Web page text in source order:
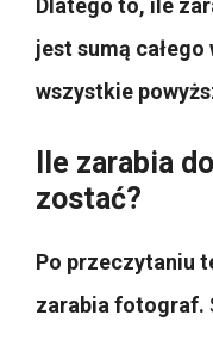
Dlatego to, ile
jest sumą całego
wszystkie
Ile zarabia
zostać?
Po przeczytaniu
zarabia fotograf.